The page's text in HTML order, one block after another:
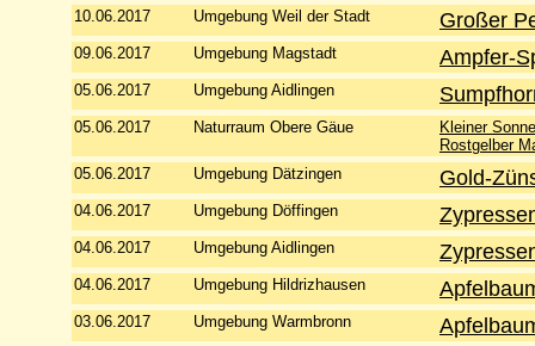
10.06.2017 Umgebung Weil der Stadt Großer
09.06.2017 Umgebung Magstadt Ampfer-
05.06.2017 Umgebung Aidlingen
05.06.2017 Naturraum Obere Gäue
Kleiner
Rostgelber
05.06.2017
Umgebung Dätzingen Gold-
04.06.2017 Umgebung Döffingen
04.06.2017 Umgebung Aidlingen
04.06.2017 Umgebung Hildrizhausen
03.06.2017 Umgebung Warmbronn